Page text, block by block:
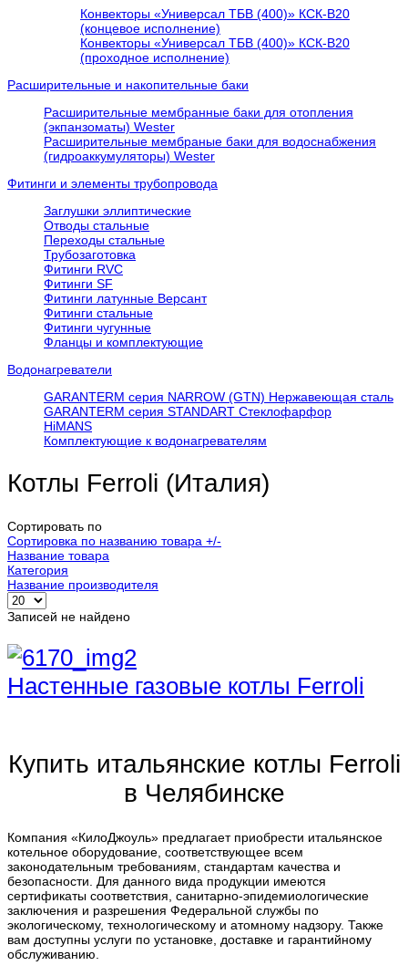
Конвекторы «Универсал ТБВ (400)» КСК-В20
(концевое исполнение)
Конвекторы «Универсал ТБВ (400)» КСК-В20
(проходное исполнение)
Расширительные и накопительные баки
Расширительные мембранные баки для отопления
(экпанзоматы) Wester
Расширительные мембраные баки для водоснабжения
(гидроаккумуляторы) Wester
Фитинги и элементы трубопровода
Заглушки эллиптические
Отводы стальные
Переходы стальные
Трубозаготовка
Фитинги RVC
Фитинги SF
Фитинги латунные Версант
Фитинги стальные
Фитинги чугунные
Фланцы и комплектующие
Водонагреватели
GARANTERM серия NARROW (GTN) Нержавеющая сталь
GARANTERM серия STANDART Стеклофарфор
HiMANS
Комплектующие к водонагревателям
Котлы Ferroli (Италия)
Сортировать по
Сортировка по названию товара +/-
Название товара
Категория
Название производителя
Записей не найдено
Настенные газовые котлы Ferroli
Купить итальянские котлы Ferroli
в Челябинске
Компания «КилоДжоуль» предлагает приобрести итальянское
котельное оборудование, соответствующее всем
законодательным требованиям, стандартам качества и
безопасности. Для данного вида продукции имеются
сертификаты соответствия, санитарно-эпидемиологические
заключения и разрешения Федеральной службы по
экологическому, технологическому и атомному надзору. Также
вам доступны услуги по установке, доставке и гарантийному
обслуживанию.